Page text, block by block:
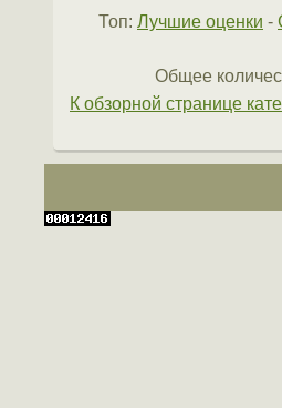
Топ: Лучшие оценки -
Общее
К обзорной странице